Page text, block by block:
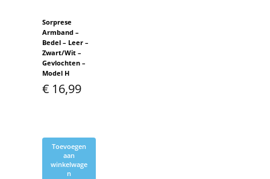
Sorprese
Armband –
Bedel – Leer –
Zwart/Wit –
Gevlochten –
Model H
€ 16,99
Toevoegen
aan
winkelwage
n